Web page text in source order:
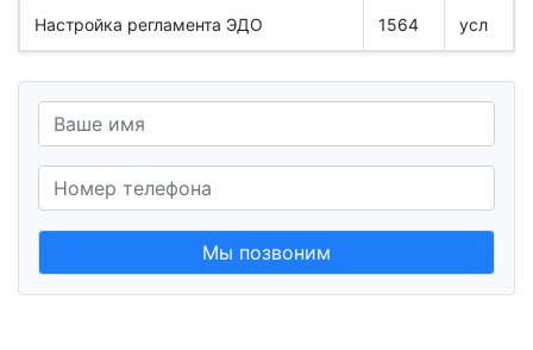
Настройка регламента ЭДО 1564 усл
Мы позвоним